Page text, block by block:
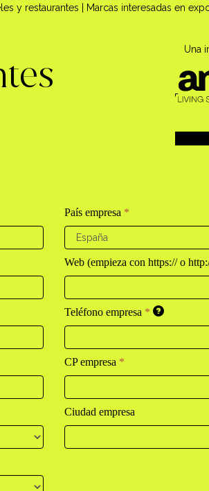
y restaurantes | Marcas interesadas en
Una
País empresa *
Web (empieza con https:// o
Teléfono empresa *
CP empresa *
Ciudad empresa